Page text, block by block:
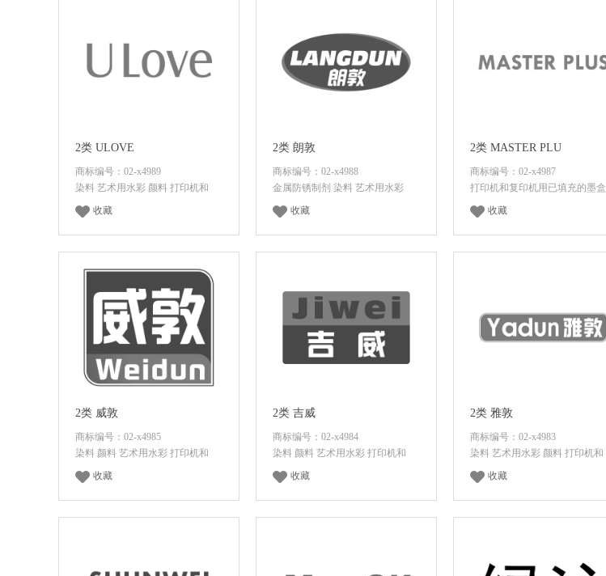
2类 ULOVE
商标编号：02-x4989
染料 艺术用水彩 颜料 打印机和
收藏
2类 朗敦
商标编号：02-x4988
金属防锈制剂 染料 艺术用水彩
收藏
2类 MASTER PLU
商标编号：02-x4987
打印机和复印机用已填充的墨盒
收藏
2类 威敦
商标编号：02-x4985
染料 颜料 艺术用水彩 打印机和
收藏
2类 吉威
商标编号：02-x4984
染料 颜料 艺术用水彩 打印机和
收藏
2类 雅敦
商标编号：02-x4983
染料 艺术用水彩 颜料 打印机和
收藏